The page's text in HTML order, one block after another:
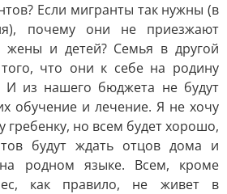
Если мигранты так нужны (в
почему они не приезжают
жены и детей? Семья в другой
что они к себе на родину
И из нашего бюджета не будут
обучение и лечение. Я не хочу
гребенку, но всем будет хорошо,
будут ждать отцов дома и
родном языке. Всем, кроме
как правило, не живет в